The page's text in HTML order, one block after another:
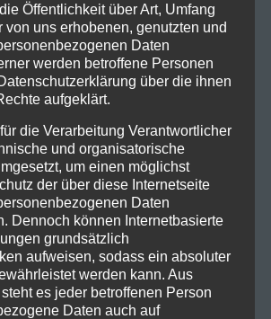
Öffentlichkeit über Art, Umfang
von uns erhobenen, genutzten und
Daten
werden betroffene Personen
über die ihnen
aufgeklärt.
die Verarbeitung Verantwortlicher
und organisatorische
um einen möglichst
der über diese Internetseite
Daten
Dennoch können Internetbasierte
grundsätzlich
aufweisen, sodass ein absoluter
werden kann. Aus
es jeder betroffenen Person
Daten auch auf